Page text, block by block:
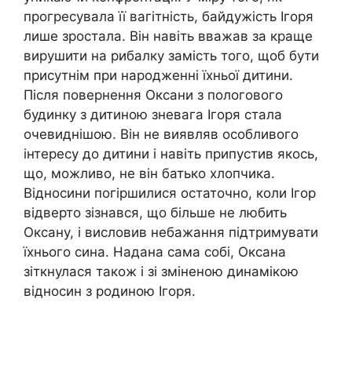
прогресувала її вагітність, байдужість Ігоря
лише зростала. Він навіть вважав за краще
вирушити на рибалку замість того, щоб бути
присутнім при народженні їхньої дитини.
Після повернення Оксани з пологового
будинку з дитиною зневага Ігоря стала
очевиднішою. Він не виявляв особливого
інтересу до дитини і навіть припустив якось,
що, можливо, не він батько хлопчика.
Відносини погіршилися остаточно, коли Ігор
відверто зізнався, що більше не любить
Оксану, і висловив небажання підтримувати
їхнього сина. Надана сама собі, Оксана
зіткнулася також і зі зміненою динамікою
відносин з родиною Ігоря.